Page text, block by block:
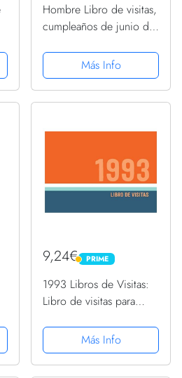
Hombre Libro de visitas,
cumpleaños de junio de
Más Info
9,24€ PRIME
PRIME
1993 Libros de Visitas:
Libro de visitas para
de estilo retro para que
la familia y los amigos
inserten saludos y
Más Info